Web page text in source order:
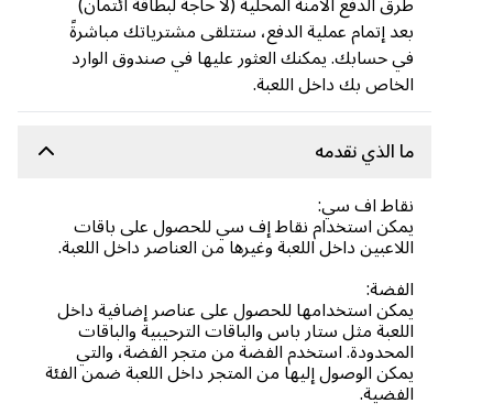
بعد إتمام عملية الدفع، ستتلقى مشترياتك مباشرةً
في حسابك. يمكنك العثور عليها في صندوق الوارد
الخاص بك داخل اللعبة.
ما الذي نقدمه
نقاط اف سي:
يمكن استخدام نقاط إف سي للحصول على باقات
اللاعبين داخل اللعبة وغيرها من العناصر داخل اللعبة.
الفضة:
يمكن استخدامها للحصول على عناصر إضافية داخل
اللعبة مثل ستار باس والباقات الترحيبية والباقات
المحدودة. استخدم الفضة من متجر الفضة، والتي
يمكن الوصول إليها من المتجر داخل اللعبة ضمن الفئة
الفضية.